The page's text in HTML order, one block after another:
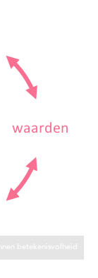
betekenisvolheid